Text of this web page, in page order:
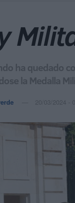
ha quedado
la Medalla
20/03/2024 -